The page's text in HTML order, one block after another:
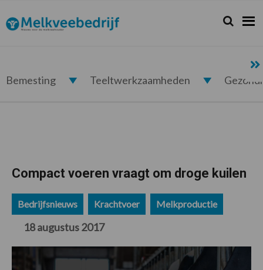
de
hoofdnavigatie
de
hoofd
de
eerste
de
voettekst
Melkveebedrijf.nl Zoeken...
Zoek
Bemesting Teeltwerkzaamheden
Compact voeren vraagt om droge kuilen
Bedrijfsnieuws Krachtvoer Melkproductie
18 augustus 2017